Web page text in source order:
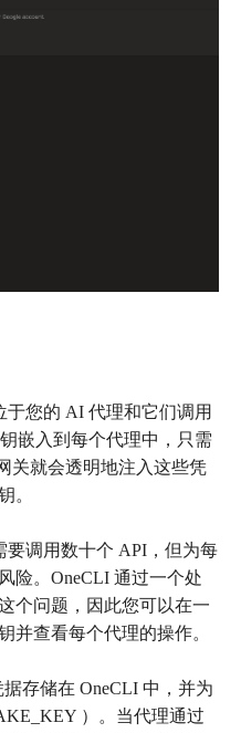
于您的 AI 代理和它们调用
嵌入到每个代理中，只需
关就会透明地注入这些凭
。
调用数十个 API，但为每
险。OneCLI 通过一个处
个问题，因此您可以在一
并查看每个代理的操作。
存储在 OneCLI 中，并为
）。当代理通过